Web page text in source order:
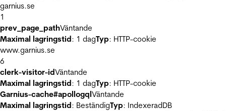
garnius.se
1
prev_page_pathVäntande
Maximal lagringstid: 1 dagTyp: HTTP-cookie
www.garnius.se
6
clerk-visitor-idVäntande
Maximal lagringstid: 1 dagTyp: HTTP-cookie
Garnius-cache#apollogqlVäntande
Maximal lagringstid: BeständigTyp: IndexeradDB